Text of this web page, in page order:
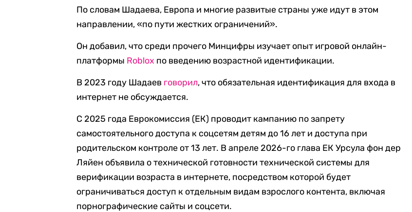
По словам Шадаева, Европа и многие развитые страны уже идут в этом
направлении, «по пути жестких ограничений».
Он добавил, что среди прочего Минцифры изучает опыт игровой онлайн-
платформы Roblox по введению возрастной идентификации.
В 2023 году Шадаев говорил, что обязательная идентификация для входа в
интернет не обсуждается.
С 2025 года Еврокомиссия (ЕК) проводит кампанию по запрету
самостоятельного доступа к соцсетям детям до 16 лет и доступа при
родительском контроле от 13 лет. В апреле 2026-го глава ЕК Урсула фон дер
Ляйен объявила о технической готовности технической системы для
верификации возраста в интернете, посредством которой будет
ограничиваться доступ к отдельным видам взрослого контента, включая
порнографические сайты и соцсети.